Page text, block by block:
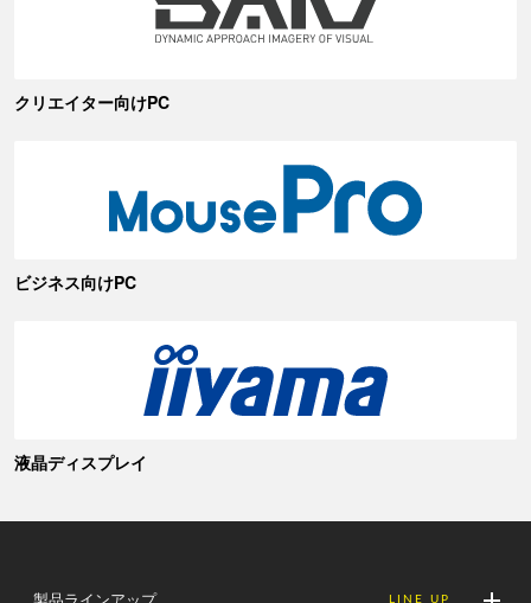
クリエイター向けPC
ビジネス向けPC
液晶ディスプレイ
製品ラインアップ LINE UP